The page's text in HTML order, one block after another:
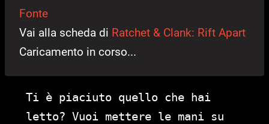
Fonte
Vai alla scheda di Ratchet & Clank: Rift Apart
Caricamento in corso...
Ti è piaciuto quello che hai
letto? Vuoi mettere le mani su